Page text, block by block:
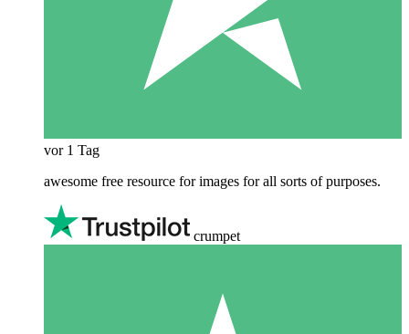
vor 1 Tag
awesome free resource for images for all sorts of purposes.
crumpet